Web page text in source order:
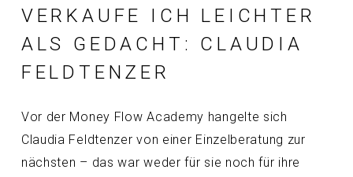
VERKAUFE ICH LEICHTER
ALS GEDACHT: CLAUDIA
FELDTENZER
Vor der Money Flow Academy hangelte sich
Claudia Feldtenzer von einer Einzelberatung zur
nächsten – das war weder für sie noch für ihre